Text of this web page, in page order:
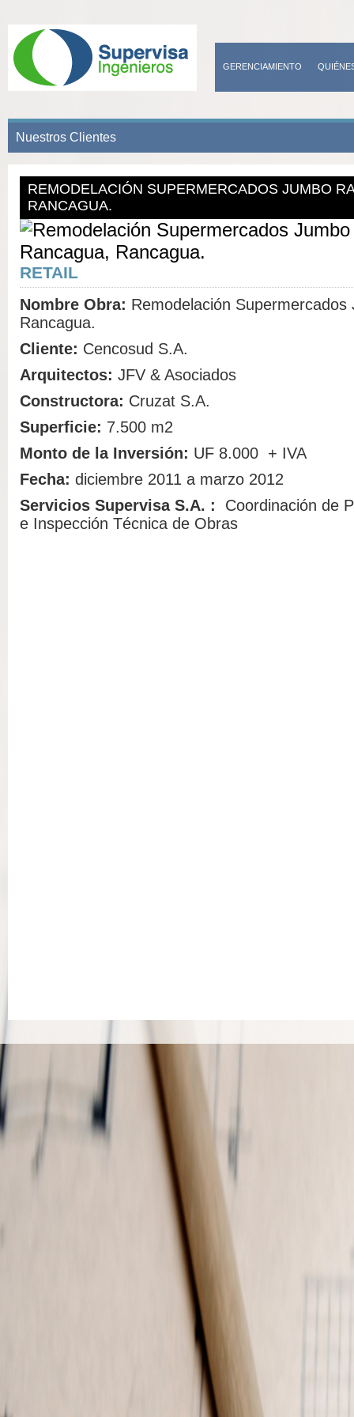
GERENCIAMIENTO
Nuestros Clientes
REMODELACIÓN SUPERMERCADOS JUMBO
RANCAGUA.
RETAIL
Nombre Obra: Remodelación Supermercados
Rancagua.
Cliente: Cencosud S.A.
Arquitectos: JFV & Asociados
Constructora: Cruzat S.A.
Superficie: 7.500 m2
Monto de la Inversión: UF 8.000 + IVA
Fecha: diciembre 2011 a marzo 2012
Servicios Supervisa S.A. :
Coordinación de
e Inspección Técnica de Obras